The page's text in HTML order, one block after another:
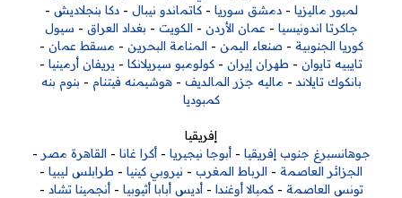
لمبور ماليزيا -دمشق سوريا -كاتماندو نيبال -دكا بنجلاديش -
جاكرتا اندونيسيا - عمان الأردن - الكويت - بغداد العراق - سيول
كوريا الجنوبية - صنعاء اليمن - المنامة البحرين - مسقط عمان -
تايبيه تايوان - طهران إيران - كولومبو سيريلانكا - يريفان أرمينيا -
بانكوك تايلاند - ماليه جزر المالديف -هوشيمنه فيتنام - بنوم بنه
كمبوديا
إفريقيا
جوهانسبرغ جنوب إفريقيا -أبوجا نيجيريا -أكرا غانا - القاهرة مصر -
الجزائر العاصمة - الرباط المغرب - نيروبي كينيا - طرابلس ليبيا -
تونس العاصمة -كمبالا أوغندا -أديس أبابا أثيوبيا -أنجمينا تشاد -